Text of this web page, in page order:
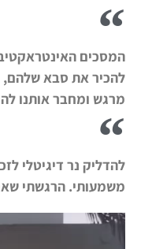
המסכים
להכיר את סבא שלהם,
מרגש ומחבר אותנו
להדליק נר דיגיטלי
משמעותי. הרגשתי